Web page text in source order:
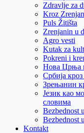
Zdravlje za
Kroz
Puls Žitišta
Zrenjanin u
Agro vesti
Kutak za
Pokreni i
Нова Црња
Србија
Зрењанин
Језик као
словима
Bezbednost
Bezbednost
Kontakt